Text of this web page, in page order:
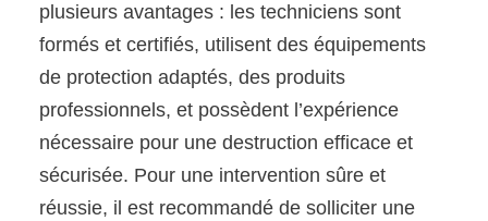
plusieurs avantages : les techniciens sont
formés et certifiés, utilisent des équipements
de protection adaptés, des produits
professionnels, et possèdent l’expérience
nécessaire pour une destruction efficace et
sécurisée. Pour une intervention sûre et
réussie, il est recommandé de solliciter une